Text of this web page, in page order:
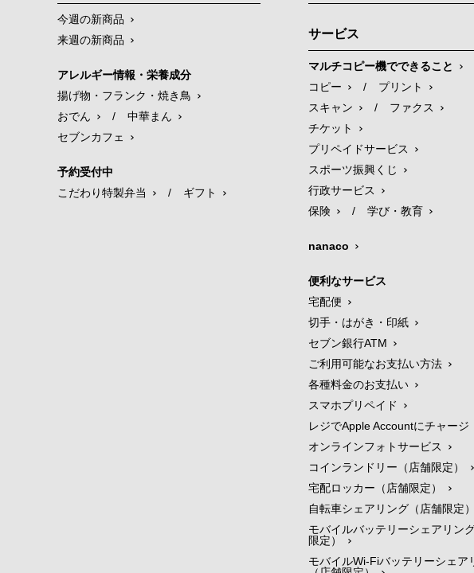
今週の新商品
来週の新商品
アレルギー情報・栄養成分
揚げ物・フランク・焼き鳥
おでん
/
中華まん
セブンカフェ
予約受付中
こだわり特製弁当
/ ギフト
サービス
マルチコピー機でできること
コピー
/
プリント
スキャン
/
ファクス
チケット
プリペイドサービス
スポーツ振興くじ
行政サービス
保険
/ 学び・教育
nanaco
便利なサービス
宅配便
切手・はがき・印紙
セブン銀行ATM
ご利用可能なお支払い方法
各種料金のお支払い
スマホプリペイド
レジでApple Accountにチャージ
オンラインフォトサービス
コインランドリー（店舗限定）
宅配ロッカー（店舗限定）
自転車シェアリング（店舗限定）
モバイルバッテリーシェアリン
限定）
モバイルWi-Fiバッテリーシェア